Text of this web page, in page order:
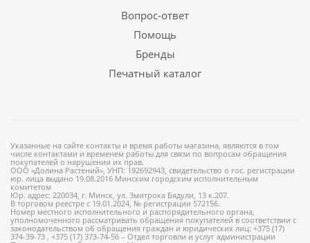
Вопрос-ответ
Помощь
Бренды
Печатный каталог
Указанные на сайте контакты и время работы магазина, являются в том
числе контактами и временем работы для связи по вопросам обращения
покупателей о нарушении их прав.
ООО «Долина Растений», УНП: 192692943, свидетельство о гос. регистрации
юр. лица выдано 19.08.2016 Минским городским исполнительным
комитетом
Юр. адрес: 220034, г. Минск, ул. Змитрока Бядули, 13 к.207.
В торговом реестре с 19.01.2024, № регистрации 572156.
Номер местного исполнительного и распорядительного органа,
уполномоченного рассматривать обращения покупателей в соответствии с
законодательством об обращения граждан и юридических лиц: +375 (17)
374-39-73 , +375 (17) 373-74-56 – Отдел торговли и услуг администрации